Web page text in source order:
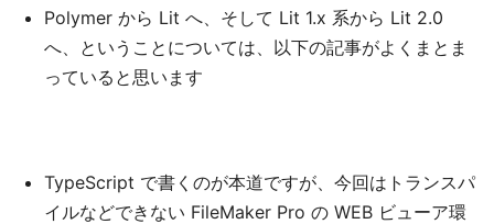
Polymer から Lit へ、そして Lit 1.x 系から Lit 2.0
へ、ということについては、以下の記事がよくまとま
っていると思います
TypeScript で書くのが本道ですが、今回はトランスパ
イルなどできない FileMaker Pro の WEB ビューア環